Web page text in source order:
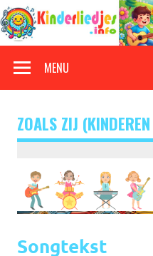
Doorgaan
naar
inhoud
MENU
ZOALS ZIJ
Songtekst